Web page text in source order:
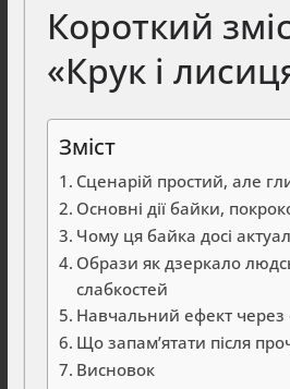
Короткий
«Крук і
Зміст
Сценарій простий, але
Основні дії байки,
Чому ця байка досі
Образи як дзеркало
слабкостей
Навчальний ефект через
Що запам’ятати після
Висновок